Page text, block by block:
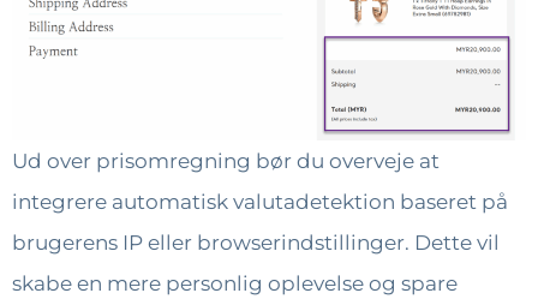
Ud over prisomregning bør du overveje at
integrere automatisk valutadetektion baseret på
brugerens IP eller browserindstillinger. Dette vil
skabe en mere personlig oplevelse og spare